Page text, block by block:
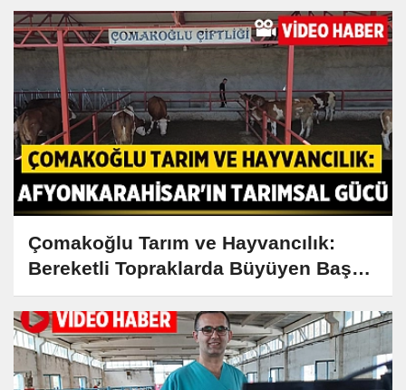
Çomakoğlu Tarım ve Hayvancılık:
Bereketli Topraklarda Büyüyen Başarı
Hikayesi